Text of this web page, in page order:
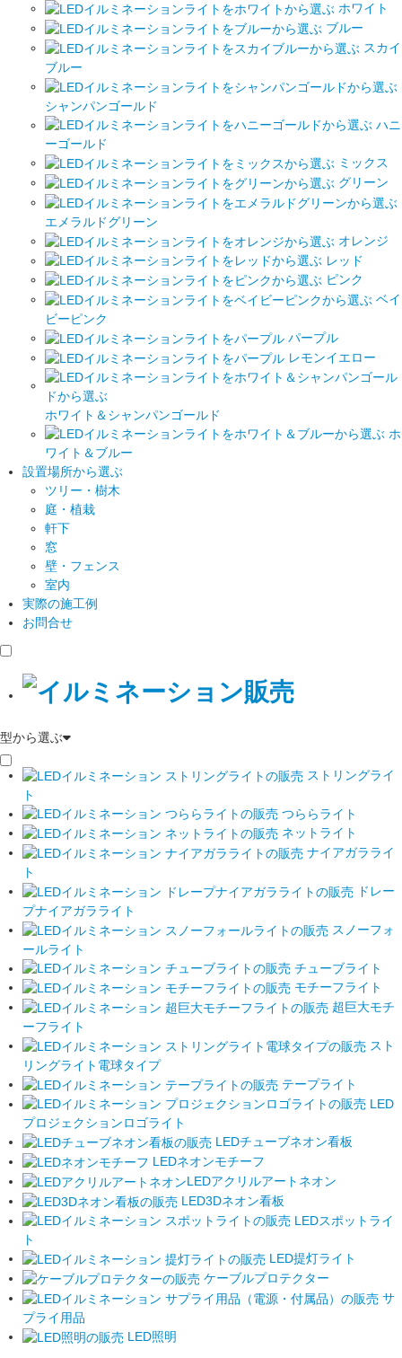
ホワイト
ブルー
スカイ
ブルー
シャンパンゴールド
ハニ
ーゴールド
ミックス
グリーン
エメラルドグリーン
オレンジ
レッド
ピンク
ベイ
ビーピンク
パープル
レモンイエロー
ホワイト＆シャンパンゴールド
ホ
ワイト＆ブルー
設置場所から選ぶ
ツリー・樹木
庭・植栽
軒下
窓
壁・フェンス
室内
実際の施工例
お問合せ
型から選ぶ
ストリングライ
ト
つららライト
ネットライト
ナイアガラライ
ト
ドレー
プナイアガラライト
スノーフォ
ールライト
チューブライト
モチーフライト
超巨大モチ
ーフライト
スト
リングライト電球タイプ
テープライト
LED
プロジェクションロゴライト
LEDチューブネオン看板
LEDネオンモチーフ
LEDアクリルアートネオン
LED3Dネオン看板
LEDスポットライ
ト
LED提灯ライト
ケーブルプロテクター
サ
プライ用品
LED照明